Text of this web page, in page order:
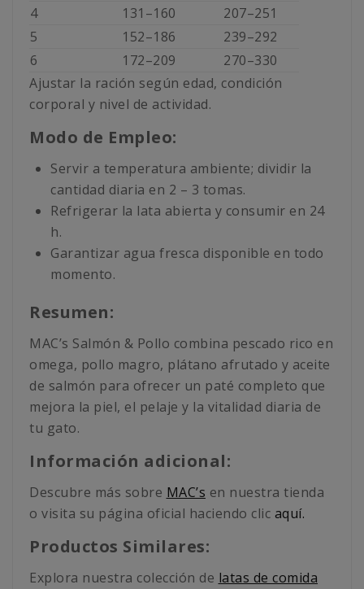
4
131–160
207–251
5
152–186
239–292
6
172–209
270–330
Ajustar la ración según edad, condición
corporal y nivel de actividad.
Modo de Empleo:
Servir a temperatura ambiente; dividir la
cantidad diaria en 2 – 3 tomas.
Refrigerar la lata abierta y consumir en 24
h.
Garantizar agua fresca disponible en todo
momento.
Resumen:
MAC’s Salmón & Pollo combina pescado rico en
omega, pollo magro, plátano afrutado y aceite
de salmón para ofrecer un paté completo que
mejora la piel, el pelaje y la vitalidad diaria de
tu gato.
Información adicional:
Descubre más sobre MAC’s en nuestra tienda
o visita su página oficial haciendo clic aquí.
Productos Similares:
Explora nuestra colección de latas de comida